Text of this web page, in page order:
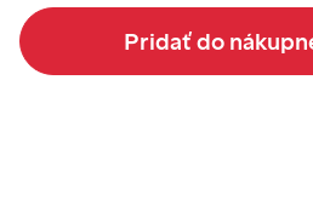
Pridať do